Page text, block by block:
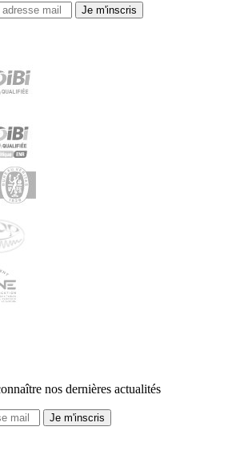
Je m'inscris
nos dernières actualités
Je m'inscris